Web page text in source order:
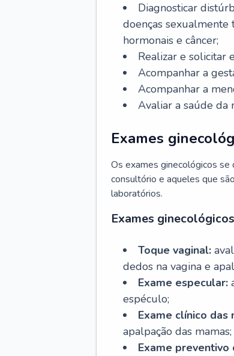
Diagnosticar
doenças sexualmente
hormonais e câncer;
Realizar e solicitar
Acompanhar a
Acompanhar a
Avaliar a saúde
Exames
Os exames ginecológicos
consultório e aqueles que
laboratórios.
Exames
Toque vaginal:
dedos na vagina e
Exame especular:
espéculo;
Exame clínico das
apalpação das mamas;
Exame preventivo